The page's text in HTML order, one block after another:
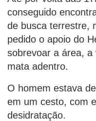
conseguido
de busca terrestre,
pedido o apoio do
sobrevoar a área,
mata adentro.
O homem estava
em um cesto, com
desidratação.